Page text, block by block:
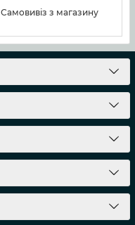
Самовивіз з магазину